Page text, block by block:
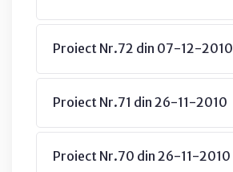
Proiect Nr.72 din 07-12-2010
Proiect Nr.71 din 26-11-2010
Proiect Nr.70 din 26-11-2010